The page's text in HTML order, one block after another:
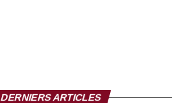
DERNIERS ARTICLES